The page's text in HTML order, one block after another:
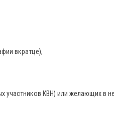
вкратце),
участников КВН) или желающих в